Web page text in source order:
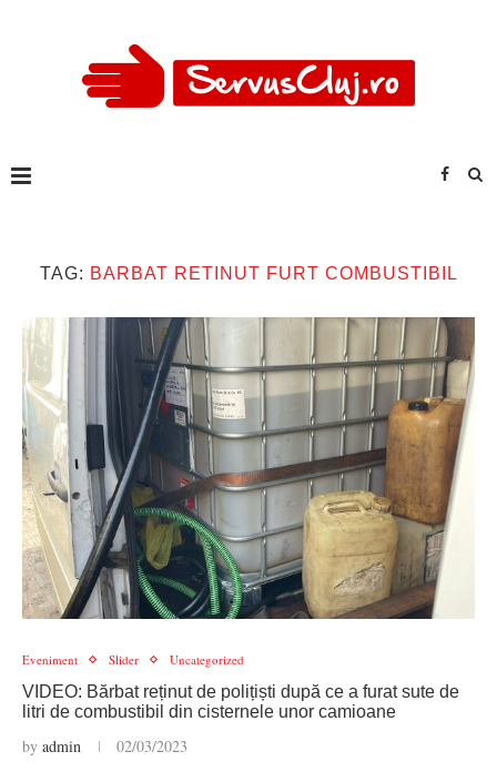
TAG: BARBAT RETINUT FURT COMBUSTIBIL
Eveniment Slider Uncategorized
VIDEO: Bărbat reținut de polițiști după ce a furat sute de
litri de combustibil din cisternele unor camioane
by admin 02/03/2023